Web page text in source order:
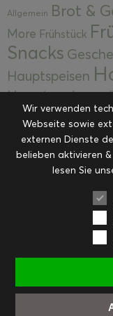
Allgemein Brot &
More Frühstück
Snacks
Hauptspeisen
Hauptspeisen
Kuchen,
Desserts Kulinarik
Eingemachtes
Rezepte
Suppen,
Weihnachten
Wir verwenden
Webseite sowie
externen Dienste
belieben aktivieren
lesen Sie